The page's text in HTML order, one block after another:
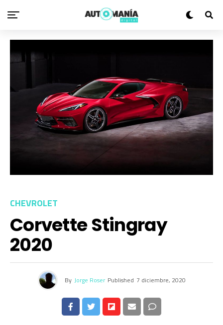
CHEVROLET
Corvette Stingray
2020
By Jorge Roser Published 7 diciembre, 2020